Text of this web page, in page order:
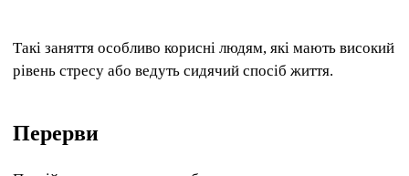
Такі заняття особливо корисні людям, які мають високий
рівень стресу або ведуть сидячий спосіб життя.
Перерви